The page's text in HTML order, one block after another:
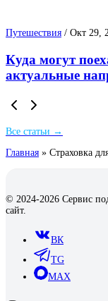
Путешествия / Окт 29,
Куда могут
актуальные
Все статьи →
Главная » Страховка
© 2024-2026 Сервис
сайт.
ВК
TG
MAX